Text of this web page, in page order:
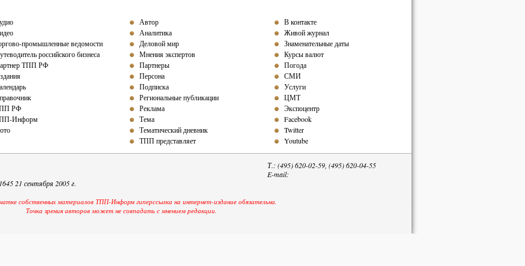
промышленные ведомости
российского бизнеса
ТПП РФ
РФ
Информ
Автор
Аналитика
Деловой мир
Мнения экспертов
Партнеры
Персона
Подписка
Региональные публикации
Реклама
Тема
Тематический дневник
ТПП представляет
В контакте
Живой журнал
Знаменательные даты
Курсы валют
Погода
СМИ
Услуги
ЦМТ
Экспоцентр
Facebook
Twitter
Youtube
21 сентября 2005 г.
Т.: (495) 620-02-59, (495) 620-04-55
E-mail:
собственных материалов ТПП-Информ гиперссылка на интернет-издание обязательна.
Точка зрения авторов может не совпадать с мнением редакции.